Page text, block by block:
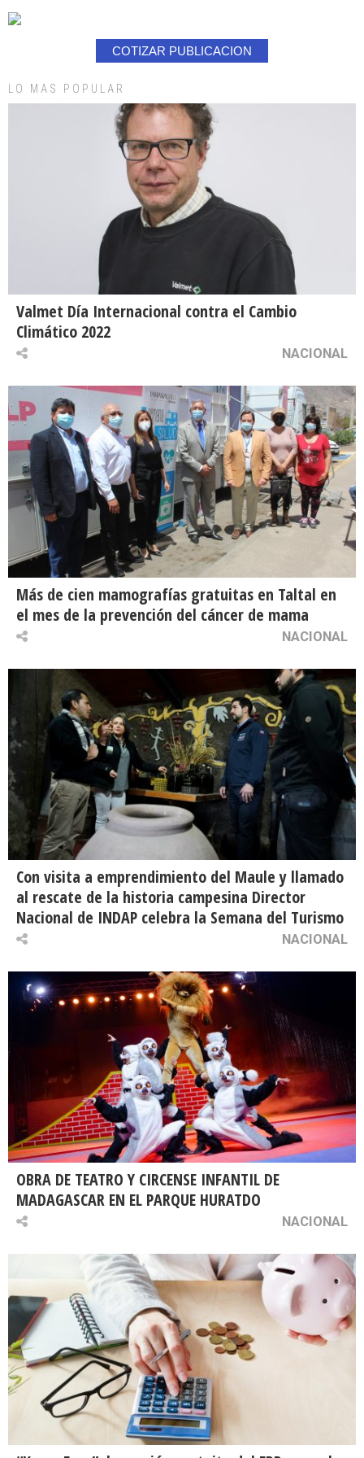
COTIZAR PUBLICACION
LO MAS POPULAR
Valmet Día Internacional contra el Cambio
Climático 2022
NACIONAL
Más de cien mamografías gratuitas en Taltal en
el mes de la prevención del cáncer de mama
NACIONAL
Con visita a emprendimiento del Maule y llamado
al rescate de la historia campesina Director
Nacional de INDAP celebra la Semana del Turismo
NACIONAL
OBRA DE TEATRO Y CIRCENSE INFANTIL DE
MADAGASCAR EN EL PARQUE HURATDO
NACIONAL